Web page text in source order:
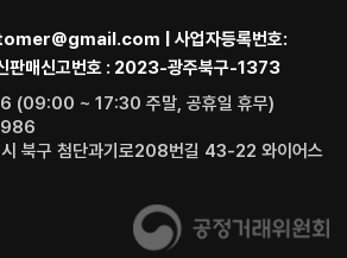
| 사업자등록번호:
매신고번호 : 2023-광주북구-1373
~ 17:30 주말, 공휴일 휴무)
시 북구 첨단과기로208번길 43-22 와이어스